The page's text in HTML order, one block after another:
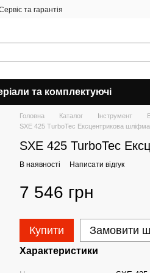
та гарантія
та комплектуючі
Головна Каталог Інструмент
SXE 425 TurboTec Ексцентрикова
SXE 425 TurboTec
В наявності Написати відгук
7 546 грн
Купити Замовити
Характеристики